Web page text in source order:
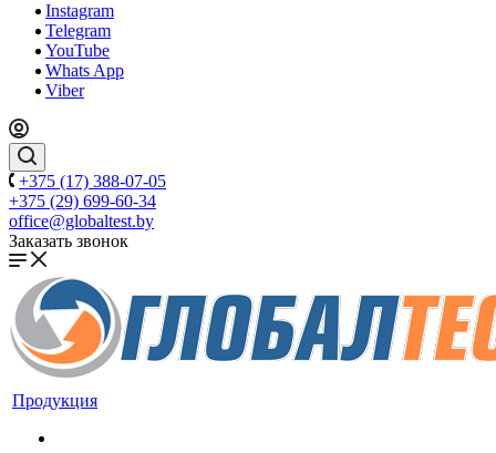
Instagram
Telegram
YouTube
Whats App
Viber
+375 (17) 388-07-05
+375 (29) 699-60-34
office@globaltest.by
Заказать звонок
Продукция